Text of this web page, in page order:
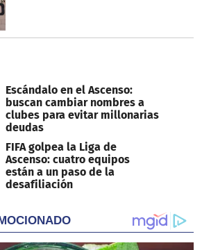
Escándalo en el Ascenso:
buscan cambiar nombres a
clubes para evitar millonarias
deudas
FIFA golpea la Liga de
Ascenso: cuatro equipos
están a un paso de la
desafiliación